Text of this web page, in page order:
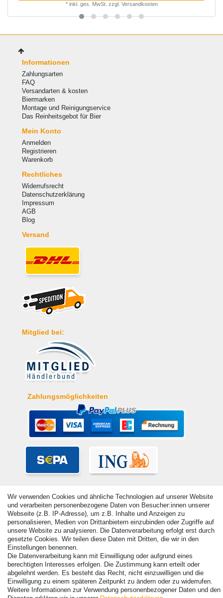
* inkl. ges. MwSt. zzgl. Versandkosten
Informationen
Zahlungsarten
FAQ
Versandarten & kosten
Biermarken
Montage und Reinigungservice
Das Reinheitsgebot für Bier
Mein Konto
Anmelden
Registrieren
Warenkorb
Rechtliches
Widerrufsrecht
Datenschutzerklärung
Impressum
AGB
Blog
Versand
Mitglied bei:
Zahlungsmöglichkeiten
© Copyright 2026 | Alle Rechte vorbehalten. - Alle Rechte vorbehalten.
Preisangaben inkl. gesetzl. 19% MwSt. | Grundpreise siehe Artikeldetail | *Gilt für
Lieferungen nach Deutschland!
Wir verwenden Cookies und ähnliche Technologien auf unserer Website
und verarbeiten personenbezogene Daten von Besucher:innen unserer
Webseite (z.B. IP-Adresse), um z.B. Inhalte und Anzeigen zu
personalisieren, Medien von Drittanbietern einzubinden oder Zugriffe auf
unsere Website zu analysieren. Die Datenverarbeitung erfolgt erst durch
gesetzte Cookies. Wir teilen diese Daten mit Dritten, die wir in den
Einstellungen benennen.
Die Datenverarbeitung kann mit Einwilligung oder aufgrund eines
berechtigten Interesses erfolgen. Die Zustimmung kann erteilt oder
abgelehnt werden. Es besteht das Recht, nicht einzuwilligen und die
Einwilligung zu einem späteren Zeitpunkt zu ändern oder zu widerrufen.
Weitere Informationen zur Verwendung personenbezogener Daten und den